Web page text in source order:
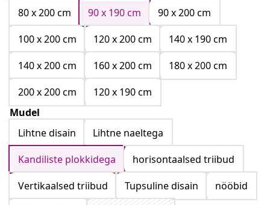
80 x 200 cm
90 x 190 cm
90 x 200 cm
100 x 200 cm
120 x 200 cm
140 x 190 cm
140 x 200 cm
160 x 200 cm
180 x 200 cm
200 x 200 cm
120 x 190 cm
Mudel
Lihtne disain
Lihtne naeltega
Kandiliste plokkidega
horisontaalsed triibud
Vertikaalsed triibud
Tupsuline disain
nööbid